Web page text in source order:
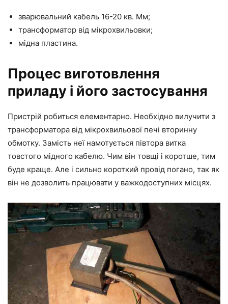
зварювальний кабель 16-20 кв. Мм;
трансформатор від мікрохвильовки;
мідна пластина.
Процес виготовлення
приладу і його застосування
Пристрій робиться елементарно. Необхідно вилучити з
трансформатора від мікрохвильової печі вторинну
обмотку. Замість неї намотується півтора витка
товстого мідного кабелю. Чим він товщі і коротше, тим
буде краще. Але і сильно короткий провід погано, так як
він не дозволить працювати у важкодоступних місцях.